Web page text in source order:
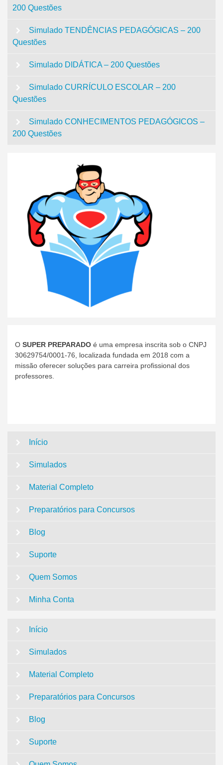
200 Questões
Simulado TENDÊNCIAS PEDAGÓGICAS – 200
Questões
Simulado DIDÁTICA – 200 Questões
Simulado CURRÍCULO ESCOLAR – 200
Questões
Simulado CONHECIMENTOS PEDAGÓGICOS –
200 Questões
O SUPER PREPARADO é uma empresa inscrita sob o CNPJ
30629754/0001-76, localizada fundada em 2018 com a
missão oferecer soluções para carreira profissional dos
professores.
Início
Simulados
Material Completo
Preparatórios para Concursos
Blog
Suporte
Quem Somos
Minha Conta
Início
Simulados
Material Completo
Preparatórios para Concursos
Blog
Suporte